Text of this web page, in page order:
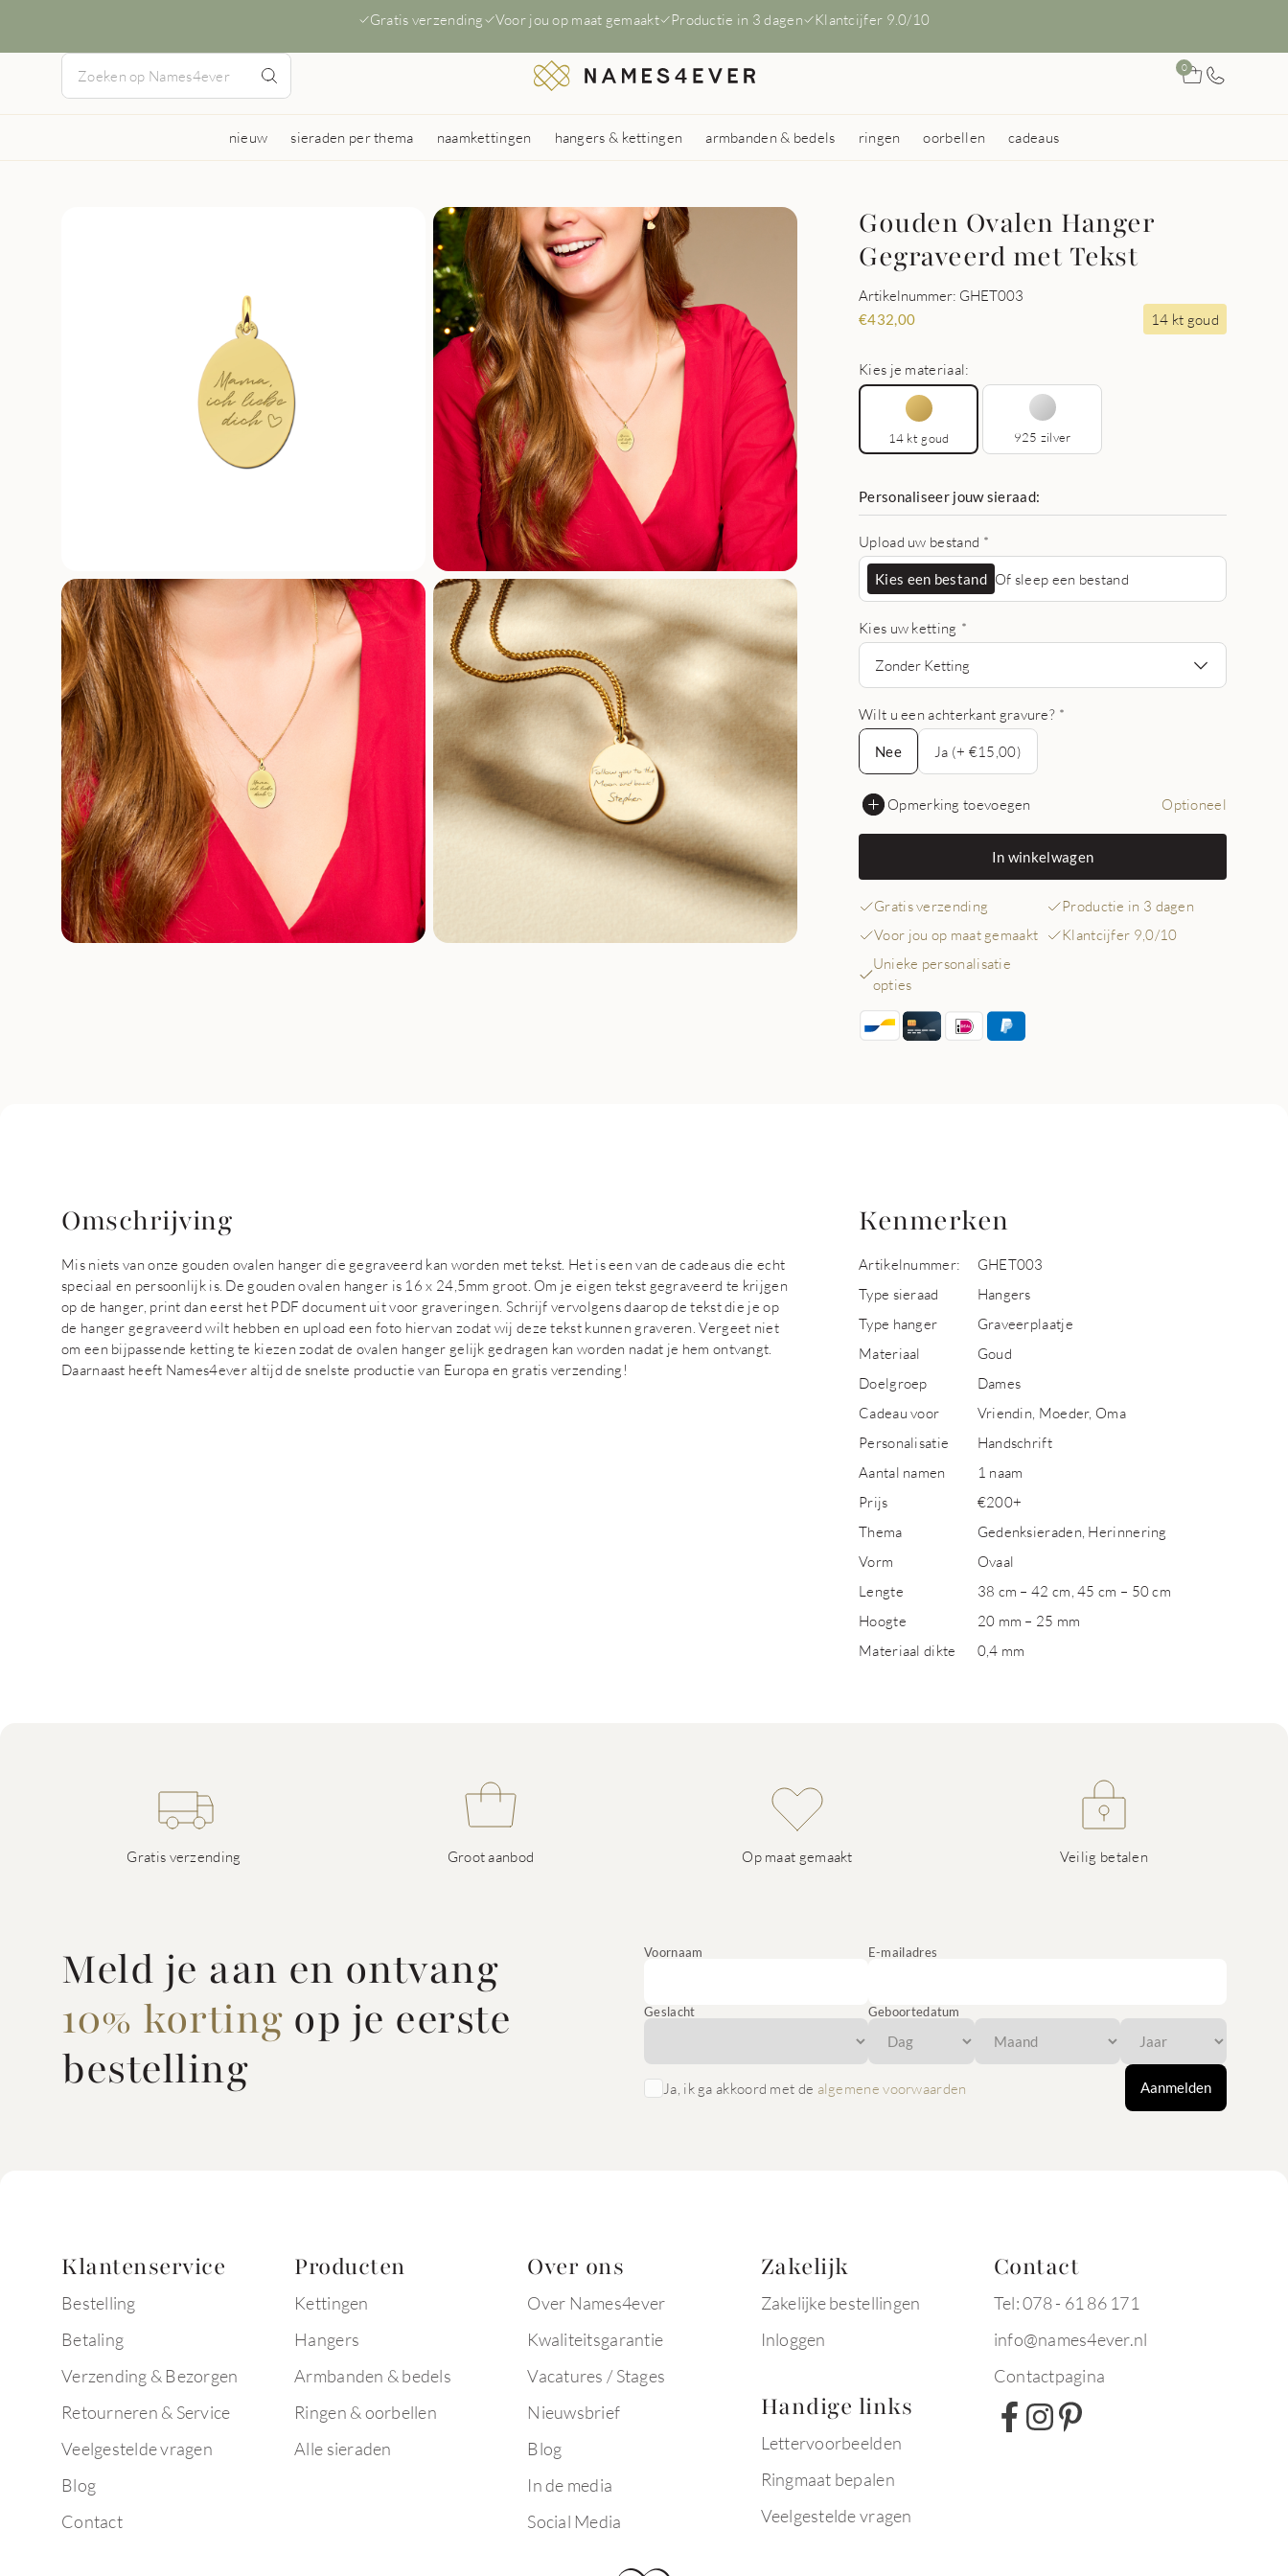
Gratis verzending Voor jou op maat gemaakt Productie in 3 dagen Klantcijfer 9.0/10
0
nieuw sieraden per thema naamkettingen hangers & kettingen armbanden & bedels ringen oorbellen cadeaus
Gouden Ovalen Hanger
Gegraveerd met Tekst
Artikelnummer: GHET003
€432,00 14 kt goud
Kies je materiaal:
14 kt goud 925 zilver
Personaliseer jouw sieraad:
Upload uw bestand *
Kies een bestand Of sleep een bestand
Kies uw ketting *
Zonder Ketting
Wilt u een achterkant gravure? *
Nee
Nee
Ja (+ €15,00)
Opmerking toevoegen Optioneel
In winkelwagen
Gratis verzending
Productie in 3 dagen
Voor jou op maat gemaakt
Klantcijfer 9,0/10
Unieke personalisatie
opties
Omschrijving
Mis niets van onze gouden ovalen hanger die gegraveerd kan worden met tekst. Het is een van de cadeaus die echt
speciaal en persoonlijk is. De gouden ovalen hanger is 16 x 24,5mm groot. Om je eigen tekst gegraveerd te krijgen
op de hanger, print dan eerst het PDF document uit voor graveringen. Schrijf vervolgens daarop de tekst die je op
de hanger gegraveerd wilt hebben en upload een foto hiervan zodat wij deze tekst kunnen graveren. Vergeet niet
om een bijpassende ketting te kiezen zodat de ovalen hanger gelijk gedragen kan worden nadat je hem ontvangt.
Daarnaast heeft Names4ever altijd de snelste productie van Europa en gratis verzending!
Kenmerken
Artikelnummer:
GHET003
Type sieraad
Hangers
Type hanger
Graveerplaatje
Materiaal
Goud
Doelgroep
Dames
Cadeau voor
Vriendin, Moeder, Oma
Personalisatie
Handschrift
Aantal namen
1 naam
Prijs
€200+
Thema
Gedenksieraden, Herinnering
Vorm
Ovaal
Lengte
38 cm – 42 cm, 45 cm – 50 cm
Hoogte
20 mm – 25 mm
Materiaal dikte
0,4 mm
Gratis verzending Groot aanbod Op maat gemaakt Veilig betalen
Meld je aan en ontvang
10% korting op je eerste
bestelling
Voornaam E-mailadres
Geslacht Geboortedatum
Ja, ik ga akkoord met de algemene voorwaarden Aanmelden
Klantenservice
Bestelling
Betaling
Verzending & Bezorgen
Retourneren & Service
Veelgestelde vragen
Blog
Contact
Producten
Kettingen
Hangers
Armbanden & bedels
Ringen & oorbellen
Alle sieraden
Over ons
Over Names4ever
Kwaliteitsgarantie
Vacatures / Stages
Nieuwsbrief
Blog
In de media
Social Media
Zakelijk
Zakelijke bestellingen
Inloggen
Handige links
Lettervoorbeelden
Ringmaat bepalen
Veelgestelde vragen
Contact
Tel: 078 - 61 86 171
info@names4ever.nl
Contactpagina